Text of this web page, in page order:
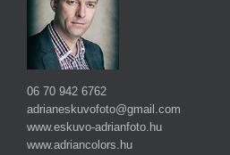
06 70 942 6762
adrianeskuvofoto@gmail.com
www.eskuvo-adrianfoto.hu
www.adriancolors.hu